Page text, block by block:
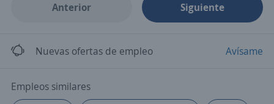
Anterior Siguiente
Nuevas ofertas de empleo Avísame
Empleos similares